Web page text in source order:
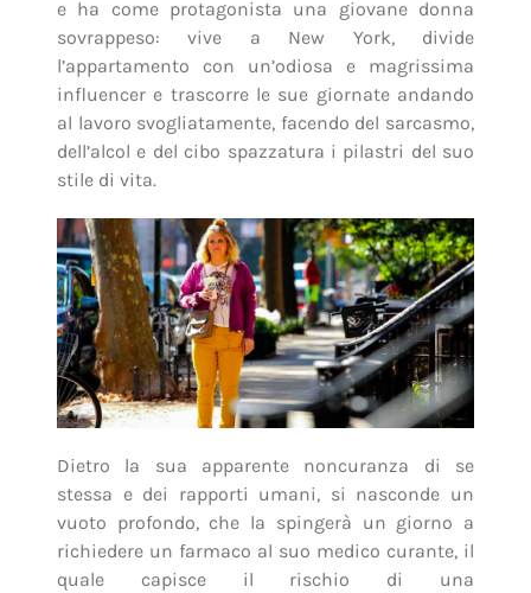
e ha come protagonista una giovane donna
sovrappeso: vive a New York, divide
l’appartamento con un’odiosa e magrissima
influencer e trascorre le sue giornate andando
al lavoro svogliatamente, facendo del sarcasmo,
dell’alcol e del cibo spazzatura i pilastri del suo
stile di vita.
Dietro la sua apparente noncuranza di se
stessa e dei rapporti umani, si nasconde un
vuoto profondo, che la spingerà un giorno a
richiedere un farmaco al suo medico curante, il
quale capisce il rischio di una